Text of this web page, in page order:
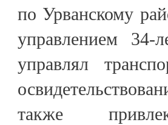
по Урванскому
управлением 34-
управлял
также